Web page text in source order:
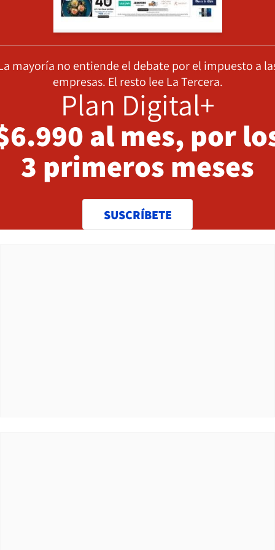
mayoría no entiende el debate por el impuesto a
empresas. El resto lee La Tercera.
Plan Digital+
al mes, por
3 primeros meses
SUSCRÍBETE